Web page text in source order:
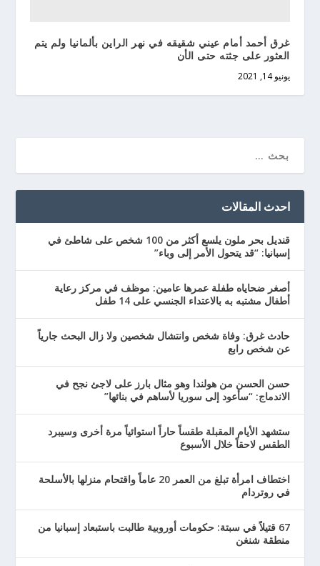
غرق أحمد أمام عيني شقيقه في نهر الراين بألمانيا ولم يتم
العثور على جثته حتى الأن
يونيو 14, 2021
احدث المقالات
قنديل بحر ملون يلسع أكثر من 100 شخص على شاطئ في
إسبانيا: “قد يتحول الأمر إلى وباء”
أصغر ضحاياه طفلة عمرها عامين: موظف في مركز رعاية
أطفال مشتبه به بالاعتداء الجنسي على 14 طفل
حادث غرق: وفاة شخص وانتشال شخصين ولا زال البحث جارياً
عن شخص رابع
حسن الحسن من هولندا وهو مثال بارز على لاجئ نجح في
الاندماج: “سأعود إلى سوريا لأساهم في بنائها”
ستشهد الأيام المقبلة طقساً حاراً استوائياً مرة أخرى وسيبرد
الطقس لاحقاً خلال الأسبوع
اختطاف امرأة تبلغ من العمر 20 عاماً واقتحام منزلها بالأسلحة
في روتردام
67 قتيلاً في سبتة: حكومات أوروبية طالبت باستبعاد إسبانيا من
منطقة شنغن